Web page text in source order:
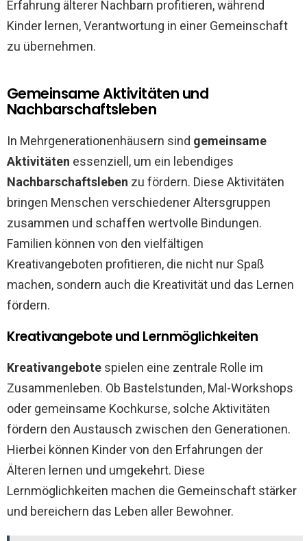
Erfahrung älterer Nachbarn profitieren, während
Kinder lernen, Verantwortung in einer Gemeinschaft
zu übernehmen.
Gemeinsame Aktivitäten und
Nachbarschaftsleben
In Mehrgenerationenhäusern sind gemeinsame
Aktivitäten essenziell, um ein lebendiges
Nachbarschaftsleben zu fördern. Diese Aktivitäten
bringen Menschen verschiedener Altersgruppen
zusammen und schaffen wertvolle Bindungen.
Familien können von den vielfältigen
Kreativangeboten profitieren, die nicht nur Spaß
machen, sondern auch die Kreativität und das Lernen
fördern.
Kreativangebote und Lernmöglichkeiten
Kreativangebote spielen eine zentrale Rolle im
Zusammenleben. Ob Bastelstunden, Mal-Workshops
oder gemeinsame Kochkurse, solche Aktivitäten
fördern den Austausch zwischen den Generationen.
Hierbei können Kinder von den Erfahrungen der
Älteren lernen und umgekehrt. Diese
Lernmöglichkeiten machen die Gemeinschaft stärker
und bereichern das Leben aller Bewohner.